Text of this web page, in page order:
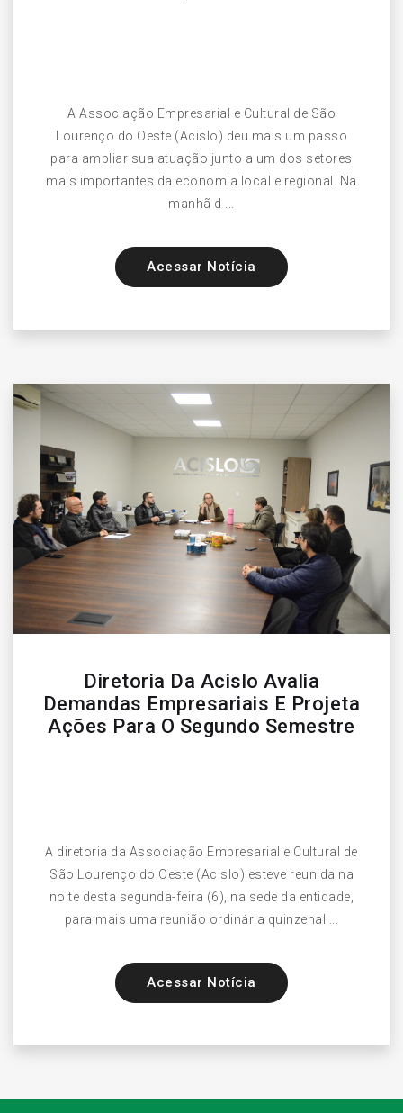
A Associação Empresarial e Cultural de São
Lourenço do Oeste (Acislo) deu mais um passo
para ampliar sua atuação junto a um dos setores
mais importantes da economia local e regional. Na
manhã d ...
Acessar Notícia
Diretoria Da Acislo Avalia
Demandas Empresariais E Projeta
Ações Para O Segundo Semestre
A diretoria da Associação Empresarial e Cultural de
São Lourenço do Oeste (Acislo) esteve reunida na
noite desta segunda-feira (6), na sede da entidade,
para mais uma reunião ordinária quinzenal ...
Acessar Notícia